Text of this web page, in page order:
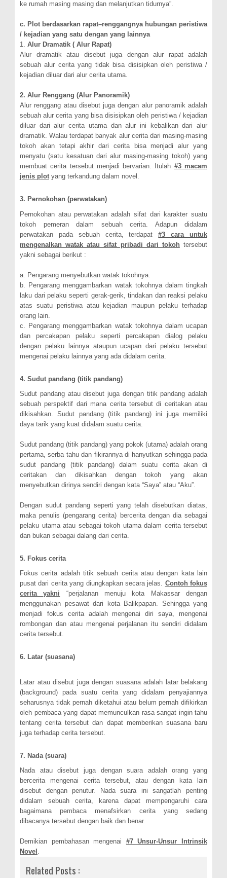
ke rumah masing masing dan melanjutkan tidurnya”.
c. Plot berdasarkan rapat–renggangnya hubungan peristiwa
/ kejadian yang satu dengan yang lainnya
1. Alur Dramatik ( Alur Rapat)
Alur dramatik atau disebut juga dengan alur rapat adalah
sebuah alur cerita yang tidak bisa disisipkan oleh peristiwa /
kejadian diluar dari alur cerita utama.
2. Alur Renggang (Alur Panoramik)
Alur renggang atau disebut juga dengan alur panoramik adalah
sebuah alur cerita yang bisa disisipkan oleh peristiwa / kejadian
diluar dari alur cerita utama dan alur ini kebalikan dari alur
dramatik. Walau terdapat banyak alur cerita dari masing-masing
tokoh akan tetapi akhir dari cerita bisa menjadi alur yang
menyatu (satu kesatuan dari alur masing-masing tokoh) yang
membuat cerita tersebut menjadi bervarian. Itulah #3 macam
jenis plot yang terkandung dalam novel.
3. Pernokohan (perwatakan)
Pernokohan atau perwatakan adalah sifat dari karakter suatu
tokoh pemeran dalam sebuah cerita. Adapun didalam
perwatakan pada sebuah cerita, terdapat#3 cara untuk
mengenalkan watak atau sifat pribadi dari tokohtersebut
yakni sebagai berikut :
a. Pengarang menyebutkan watak tokohnya.
b. Pengarang menggambarkan watak tokohnya dalam tingkah
laku dari pelaku seperti gerak-gerik, tindakan dan reaksi pelaku
atas suatu peristiwa atau kejadian maupun pelaku terhadap
orang lain.
c. Pengarang menggambarkan watak tokohnya dalam ucapan
dan percakapan pelaku seperti percakapan dialog pelaku
dengan pelaku lainnya ataupun ucapan dari pelaku tersebut
mengenai pelaku lainnya yang ada didalam cerita.
4. Sudut pandang (titik pandang)
Sudut pandang atau disebut juga dengan titik pandang adalah
sebuah perspektif dari mana cerita tersebut di ceritakan atau
dikisahkan. Sudut pandang (titik pandang) ini juga memiliki
daya tarik yang kuat didalam suatu cerita.
Sudut pandang (titik pandang) yang pokok (utama) adalah orang
pertama, serba tahu dan fikirannya di hanyutkan sehingga pada
sudut pandang (titik pandang) dalam suatu cerita akan di
ceritakan dan dikisahkan dengan tokoh yang akan
menyebutkan dirinya sendiri dengan kata “Saya” atau “Aku”.
Dengan sudut pandang seperti yang telah disebutkan diatas,
maka penulis (pengarang cerita) bercerita dengan dia sebagai
pelaku utama atau sebagai tokoh utama dalam cerita tersebut
dan bukan sebagai dalang dari cerita.
5. Fokus cerita
Fokus cerita adalah titik sebuah cerita atau dengan kata lain
pusat dari cerita yang diungkapkan secara jelas. Contoh fokus
cerita yakni “perjalanan menuju kota Makassar dengan
menggunakan pesawat dari kota Balikpapan. Sehingga yang
menjadi fokus cerita adalah mengenai diri saya, mengenai
rombongan dan atau mengenai perjalanan itu sendiri didalam
cerita tersebut.
6. Latar (suasana)
Latar atau disebut juga dengan suasana adalah latar belakang
(background) pada suatu cerita yang didalam penyajiannya
seharusnya tidak pernah diketahui atau belum pernah difikirkan
oleh pembaca yang dapat memunculkan rasa sangat ingin tahu
tentang cerita tersebut dan dapat memberikan suasana baru
juga terhadap cerita tersebut.
7. Nada (suara)
Nada atau disebut juga dengan suara adalah orang yang
bercerita mengenai cerita tersebut, atau dengan kata lain
disebut dengan penutur. Nada suara ini sangatlah penting
didalam sebuah cerita, karena dapat mempengaruhi cara
bagaimana pembaca menafsirkan cerita yang sedang
dibacanya tersebut dengan baik dan benar.
Demikian pembahasan mengenai #7 Unsur-Unsur Intrinsik
Novel
Related Posts :